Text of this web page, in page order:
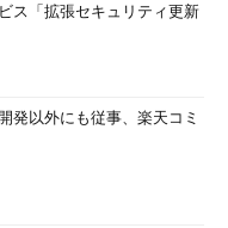
」を早速、展開してみ
ス「拡張セキュリティ更新
発以外にも従事、楽天コミ